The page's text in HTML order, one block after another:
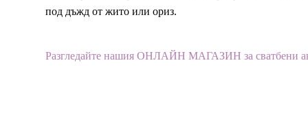
под дъжд от жито или ориз.
Разгледайте нашия ОНЛАЙН МАГАЗИН за сватбени